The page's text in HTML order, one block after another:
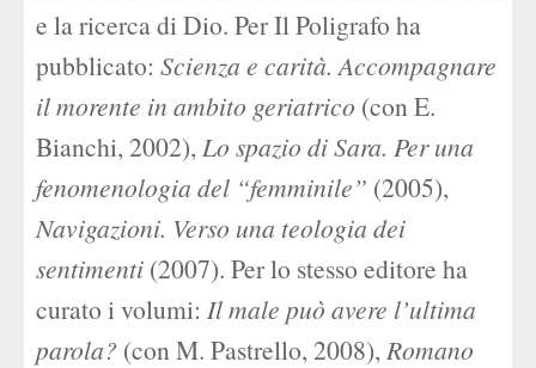
e la ricerca di Dio. Per Il Poligrafo ha
pubblicato: Scienza e carità. Accompagnare
il morente in ambito geriatrico (con E.
Bianchi, 2002), Lo spazio di Sara. Per una
fenomenologia del “femminile” (2005),
Navigazioni. Verso una teologia dei
sentimenti (2007). Per lo stesso editore ha
curato i volumi: Il male può avere l’ultima
parola? (con M. Pastrello, 2008), Romano